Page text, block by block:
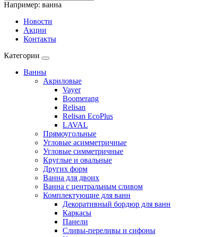
Например: ванна
Новости
Акции
Контакты
Категории
Ванны
Акриловые
Vayer
Boomerang
Relisan
Relisan EcoPlus
LAVAL
Прямоугольные
Угловые асимметричные
Угловые симметричные
Круглые и овальные
Других форм
Ванна для двоих
Ванна с центральным сливом
Комплектующие для ванн
Декоративный бордюр для ванн
Каркасы
Панели
Сливы-переливы и сифоны